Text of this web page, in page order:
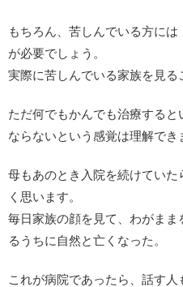
もちろん、苦しんでいる方に
が必要でしょう。
実際に苦しんでいる家族を見る
ただ何でもかんでも治療する
ならないという感覚は理解でき
母もあのとき入院を続けてい
く思います。
毎日家族の顔を見て、わがま
るうちに自然と亡くなった。
これが病院であったら、話す